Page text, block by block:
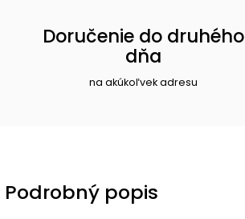
Doručenie do druhého
dňa
na akúkoľvek adresu
Podrobný popis